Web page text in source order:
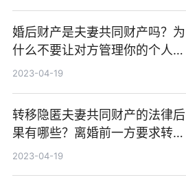
婚后财产是夫妻共同财产吗？为
什么不要让对方管理你的个人财
产？
2023-04-19
转移隐匿夫妻共同财产的法律后
果有哪些？离婚前一方要求转移
财产怎么办？
2023-04-19